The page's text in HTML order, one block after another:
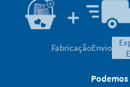
FabricaçãoEnvio